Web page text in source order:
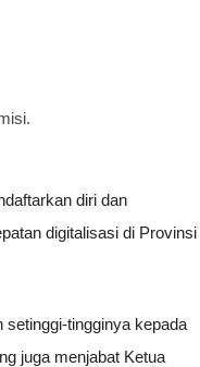
diri dan
digitalisasi di Provinsi
tingginya kepada
juga menjabat Ketua